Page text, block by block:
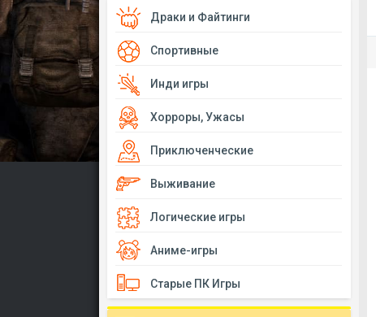
Драки и Файтинги
Спортивные
Инди игры
Хорроры, Ужасы
Приключенческие
Выживание
Логические игры
Аниме-игры
Старые ПК Игры